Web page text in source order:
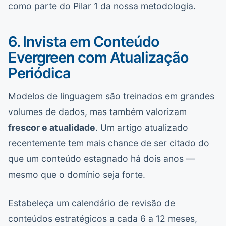
como parte do Pilar 1 da nossa metodologia.
6. Invista em Conteúdo
Evergreen com Atualização
Periódica
Modelos de linguagem são treinados em grandes
volumes de dados, mas também valorizam
frescor e atualidade. Um artigo atualizado
recentemente tem mais chance de ser citado do
que um conteúdo estagnado há dois anos —
mesmo que o domínio seja forte.
Estabeleça um calendário de revisão de
conteúdos estratégicos a cada 6 a 12 meses,